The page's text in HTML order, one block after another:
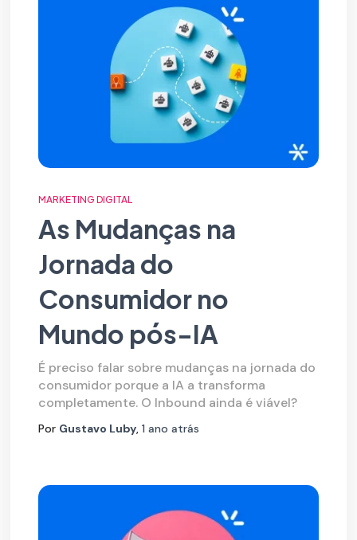
MARKETING DIGITAL
As Mudanças na
Jornada do
Consumidor no
Mundo pós-IA
É preciso falar sobre mudanças na jornada do
consumidor porque a IA a transforma
completamente. O Inbound ainda é viável?
Por Gustavo Luby, 1 ano atrás